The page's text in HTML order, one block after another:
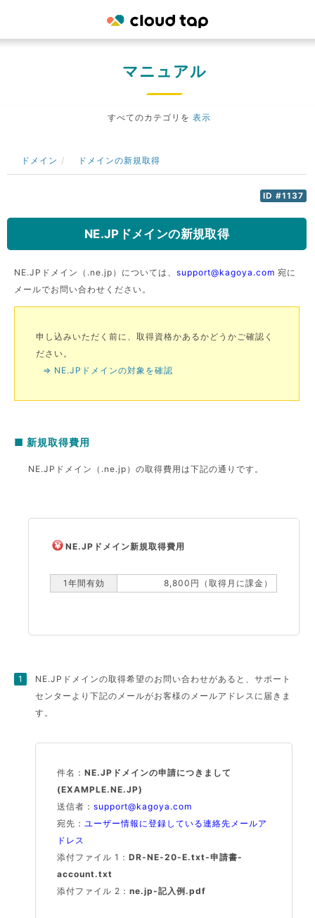
マニュアル
すべてのカテゴリを 表示
ドメイン ドメインの新規取得
ID #1137
NE.JPドメインの新規取得
NE.JPドメイン（.ne.jp）については、support@kagoya.com 宛に
メールでお問い合わせください。
申し込みいただく前に、取得資格かあるかどうかご確認く
ださい。
⇒ NE.JPドメインの対象を確認
■ 新規取得費用
NE.JPドメイン（.ne.jp）の取得費用は下記の通りです。
NE.JPドメイン新規取得費用
1年間有効 8,800円（取得月に課金）
NE.JPドメインの取得希望のお問い合わせがあると、サポート
センターより下記のメールがお客様のメールアドレスに届きま
す。
件名：NE.JPドメインの申請につきまして
(EXAMPLE.NE.JP)
送信者：support@kagoya.com
宛先：ユーザー情報に登録している連絡先メールア
ドレス
添付ファイル 1：DR-NE-20-E.txt-申請書-
account.txt
添付ファイル 2：ne.jp-記入例.pdf